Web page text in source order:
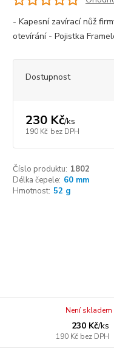
- Kapesní zavírací nůž
otevírání - Pojistka
Dostupnost
230 Kč/ks
190 Kč bez DPH
Číslo produktu: 1802
Délka čepele: 60 mm
Hmotnost: 52 g
230 Kč/ks
190 Kč bez DPH
Není skladem